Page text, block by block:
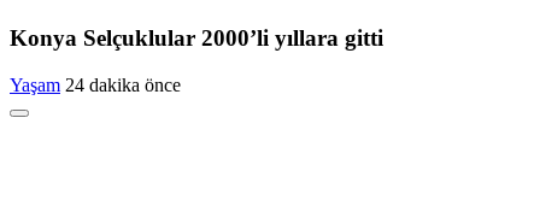
Konya Selçuklular 2000’li yıllara gitti
Yaşam 24 dakika önce